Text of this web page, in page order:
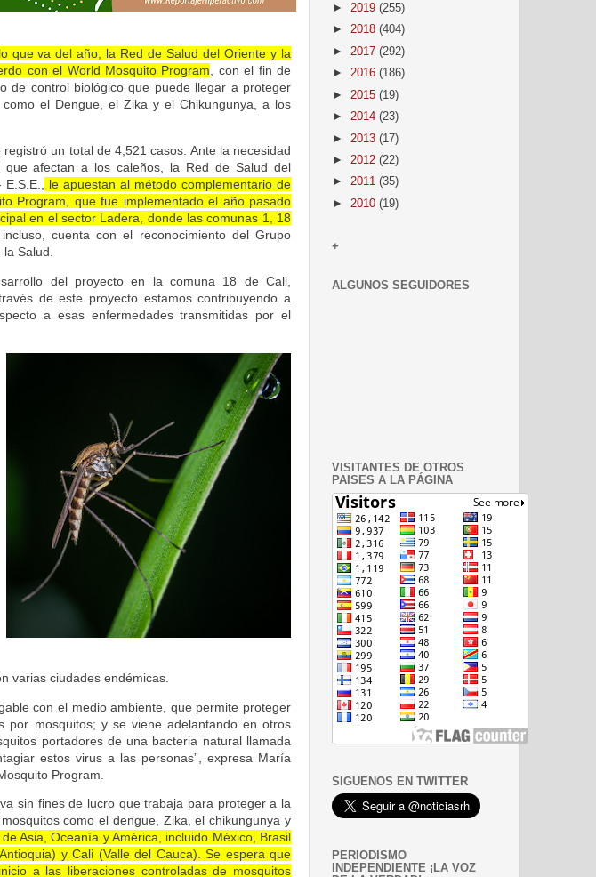
que va del año, la Red de Salud del Oriente y la
con el World Mosquito Program, con el fin de
de control biológico que puede llegar a proteger
el Dengue, el Zika y el Chikungunya, a los
un total de 4,521 casos. Ante la necesidad
afectan a los caleños, la Red de Salud del
le apuestan al método complementario de
Program, que fue implementado el año pasado
en el sector Ladera, donde las comunas 1, 18
cuenta con el reconocimiento del Grupo
Salud.
del proyecto en la comuna 18 de Cali,
de este proyecto estamos contribuyendo a
a esas enfermedades transmitidas por el
varias ciudades endémicas.
con el medio ambiente, que permite proteger
por mosquitos; y se viene adelantando en otros
portadores de una bacteria natural llamada
estos virus a las personas”, expresa María
Program.
sin fines de lucro que trabaja para proteger a la
como el dengue, Zika, el chikungunya y
Asia, Oceanía y América, incluido México, Brasil
y Cali (Valle del Cauca). Se espera que
a las liberaciones controladas de mosquitos
► 2019 (255)
► 2018 (404)
► 2017 (292)
► 2016 (186)
► 2015 (19)
► 2014 (23)
► 2013 (17)
► 2012 (22)
► 2011 (35)
► 2010 (19)
+
ALGUNOS SEGUIDORES
VISITANTES DE OTROS
PAISES A LA PÁGINA
SIGUENOS EN TWITTER
PERIODISMO
INDEPENDIENTE ¡LA VOZ